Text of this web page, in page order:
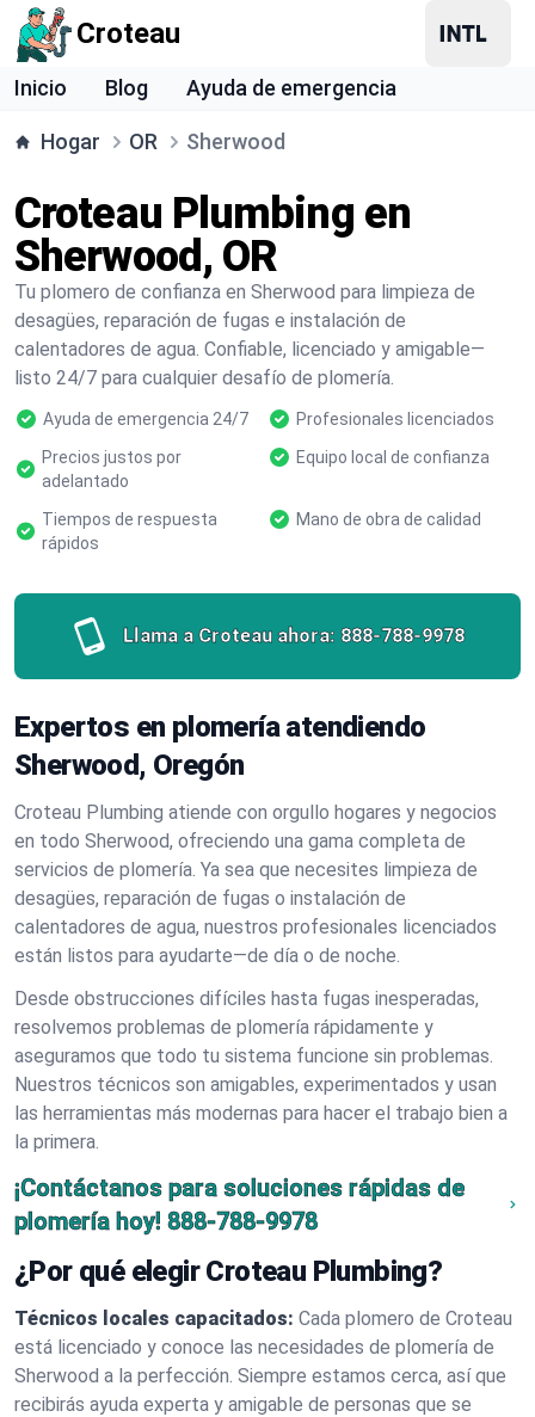
Croteau
Inicio Blog Ayuda de emergencia
Hogar OR Sherwood
Croteau Plumbing en
Sherwood, OR
Tu plomero de confianza en Sherwood para limpieza de
desagües, reparación de fugas e instalación de
calentadores de agua. Confiable, licenciado y amigable—
listo 24/7 para cualquier desafío de plomería.
Ayuda de emergencia 24/7
Profesionales licenciados
Precios justos por
adelantado
Equipo local de confianza
Tiempos de respuesta
rápidos
Mano de obra de calidad
Llama a Croteau ahora: 888-788-9978
Expertos en plomería atendiendo
Sherwood, Oregón
Croteau Plumbing atiende con orgullo hogares y negocios
en todo Sherwood, ofreciendo una gama completa de
servicios de plomería. Ya sea que necesites limpieza de
desagües, reparación de fugas o instalación de
calentadores de agua, nuestros profesionales licenciados
están listos para ayudarte—de día o de noche.
Desde obstrucciones difíciles hasta fugas inesperadas,
resolvemos problemas de plomería rápidamente y
aseguramos que todo tu sistema funcione sin problemas.
Nuestros técnicos son amigables, experimentados y usan
las herramientas más modernas para hacer el trabajo bien a
la primera.
¡Contáctanos para soluciones rápidas de
plomería hoy! 888-788-9978
¿Por qué elegir Croteau Plumbing?
Técnicos locales capacitados: Cada plomero de Croteau
está licenciado y conoce las necesidades de plomería de
Sherwood a la perfección. Siempre estamos cerca, así que
recibirás ayuda experta y amigable de personas que se